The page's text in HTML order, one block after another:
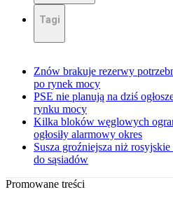
Tagi
Znów brakuje rezerwy
po rynek mocy
PSE nie planują na dziś
rynku mocy
Kilka bloków węglowych
ogłosiły alarmowy okres
Susza groźniejsza niż
do sąsiadów
Promowane treści